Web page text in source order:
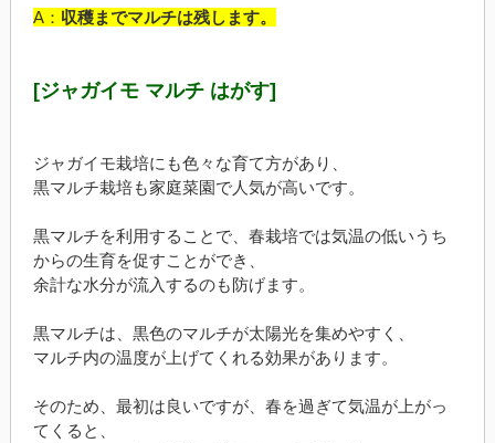
A： 収穫までマルチは残します。
[ジャガイモ マルチ はがす]
ジャガイモ栽培にも色々な育て方があり、
黒マルチ栽培も家庭菜園で人気が高いです。
黒マルチを利用することで、春栽培では気温の低いうち
からの生育を促すことができ、
余計な水分が流入するのも防げます。
黒マルチは、黒色のマルチが太陽光を集めやすく、
マルチ内の温度が上げてくれる効果があります。
そのため、最初は良いですが、春を過ぎて気温が上がっ
てくると、